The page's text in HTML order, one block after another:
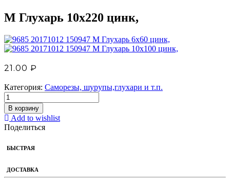
М Глухарь 10х220 цинк,
М Глухарь 6х60 цинк,
М Глухарь 10х100 цинк,
21.00 ₽
Категория: Саморезы, шурупы,глухари и т.п.
В корзину
Add to wishlist
Поделиться
БЫСТРАЯ
ДОСТАВКА